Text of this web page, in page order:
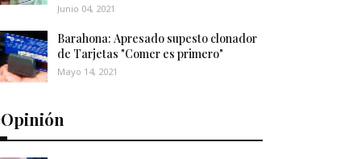
Junio 04, 2021
Barahona: Apresado supesto clonador
de Tarjetas "Comer es primero"
Mayo 14, 2021